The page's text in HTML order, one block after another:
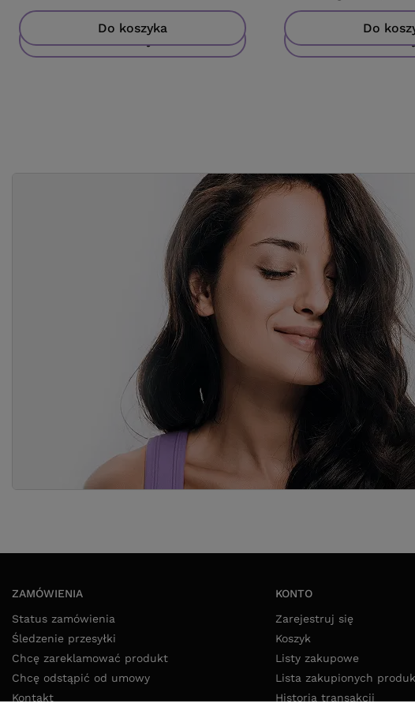
Do koszyka Do
Do koszyka Do
ZAMÓWIENIA
Status zamówienia
Śledzenie przesyłki
Chcę zareklamować produkt
Chcę odstąpić od umowy
Kontakt
KONTO
Zarejestruj się
Koszyk
Listy zakupowe
Lista zakupionych
Historia transakcji